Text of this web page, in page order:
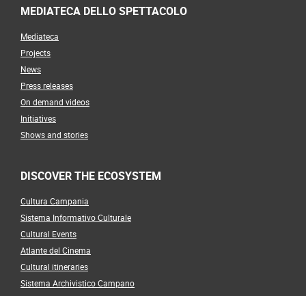
MEDIATECA DELLO SPETTACOLO
Mediateca
Projects
News
Press releases
On demand videos
Initiatives
Shows and stories
DISCOVER THE ECOSYSTEM
Cultura Campania
Sistema Informativo Culturale
Cultural Events
Atlante del Cinema
Cultural itineraries
Sistema Archivistico Campano